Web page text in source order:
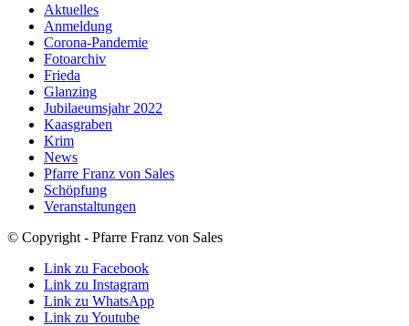
Aktuelles
Anmeldung
Corona-Pandemie
Fotoarchiv
Frieda
Glanzing
Jubilaeumsjahr 2022
Kaasgraben
Krim
News
Pfarre Franz von Sales
Schöpfung
Veranstaltungen
© Copyright - Pfarre Franz von Sales
Link zu Facebook
Link zu Instagram
Link zu WhatsApp
Link zu Youtube